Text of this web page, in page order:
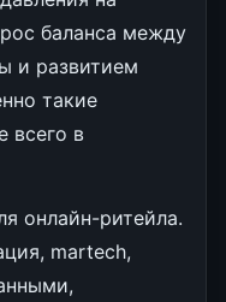
баланса между
и развитием
такие
всего в
онлайн-ритейла.
martech,